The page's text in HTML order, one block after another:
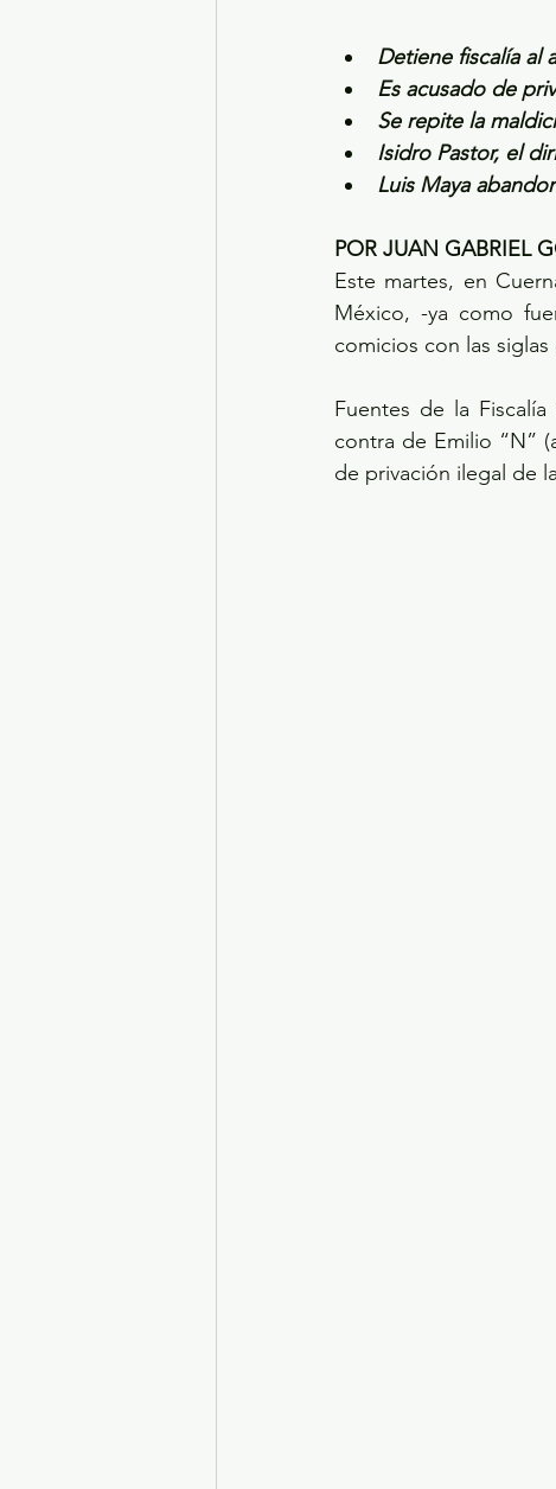
Detiene fiscalía al
Es acusado de
Se repite la
Isidro Pastor, el
Luis Maya
POR JUAN GABRIEL
Este martes, en
México, -ya como
comicios con las
Fuentes de la
contra de Emilio “N”
de privación ilegal de